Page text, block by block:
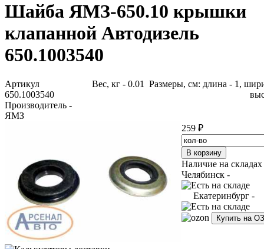
Шайба ЯМЗ-650.10 крышки
клапанной Автодизель
650.1003540
Артикул
650.1003540
Производитель -
ЯМЗ
Вес, кг - 0.01 Размеры, см: длина - 1,
259 ₽
Наличие на складах
Челябинск -
Екатеринбург -
Купить на